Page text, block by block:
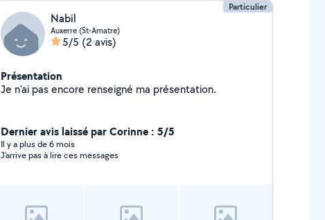
Particulier
Nabil
Auxerre (St-Amatre)
5/5 (2 avis)
Présentation
Je n'ai pas encore renseigné ma présentation.
Dernier avis laissé par Corinne : 5/5
Il y a plus de 6 mois
J'arrive pas à lire ces messages